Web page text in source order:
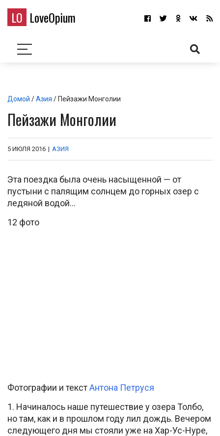
LO LoveOpium
Домой /Азия / Пейзажи Монголии
Пейзажи Монголии
5 ИЮЛЯ 2016 | АЗИЯ
Эта поездка была очень насыщенной — от
пустыни с палящим солнцем до горных озер с
ледяной водой…
12 фото
Фотографии и текстАнтона Петруся
1. Начиналось наше путешествие у озера Толбо,
но там, как и в прошлом году лил дождь. Вечером
следующего дня мы стояли уже на Хар-Ус-Нуре,